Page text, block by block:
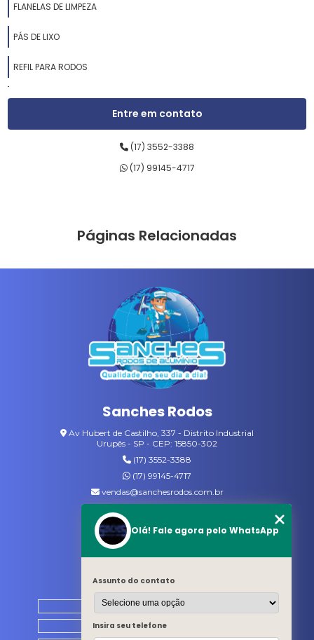
FLANELAS DE LIMPEZA
PÁS DE LIXO
REFIL PARA RODOS
RODOS DE ALUMÍNIO
RODOS DE BORRACHA
VASSOURAS DE NYLON
VASSOURAS PARA JARDIM
Entre em contato
(17) 3552-3388
(17) 99145-4717
Páginas Relacionadas
Sanches Rodos
Av Hubert de Castilho, 337 - Distrito Industrial
Urupês - SP - CEP: 15850-302
(17) 3552-3388
(17) 99145-4717
vendas@sanchesrodos.com.br
Siga-nos
MENU
HOME
QUEM SOMOS
Olá! Fale agora pelo WhatsApp
Assunto do contato
Insira seu telefone